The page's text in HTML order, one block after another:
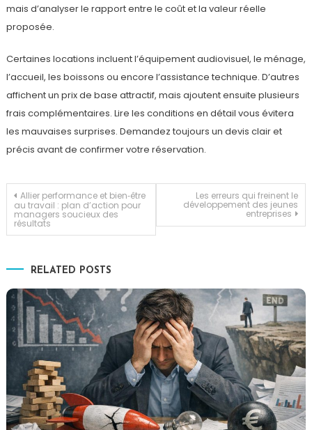
mais d’analyser le rapport entre le coût et la valeur réelle
proposée.
Certaines locations incluent l’équipement audiovisuel, le ménage,
l’accueil, les boissons ou encore l’assistance technique. D’autres
affichent un prix de base attractif, mais ajoutent ensuite plusieurs
frais complémentaires. Lire les conditions en détail vous évitera
les mauvaises surprises. Demandez toujours un devis clair et
précis avant de confirmer votre réservation.
Navigation
de
l’article
Allier performance et bien‑être
au travail : plan d’action pour
managers soucieux des
résultats
Les erreurs qui freinent le
développement des jeunes
entreprises
RELATED POSTS